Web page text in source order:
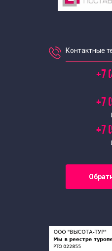
Экскурсии в музеи для
Недорогие
Однодневные
Экскурсии для
Тематические
Экскурсии
Выездные
Контактные
+7
+7
+7